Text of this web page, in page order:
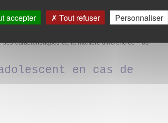
Les auteurs s’attachent particulièrement à la
caractéristiques et, la manière différenciée – ou
en cas de
accepter Tout refuser Personnaliser